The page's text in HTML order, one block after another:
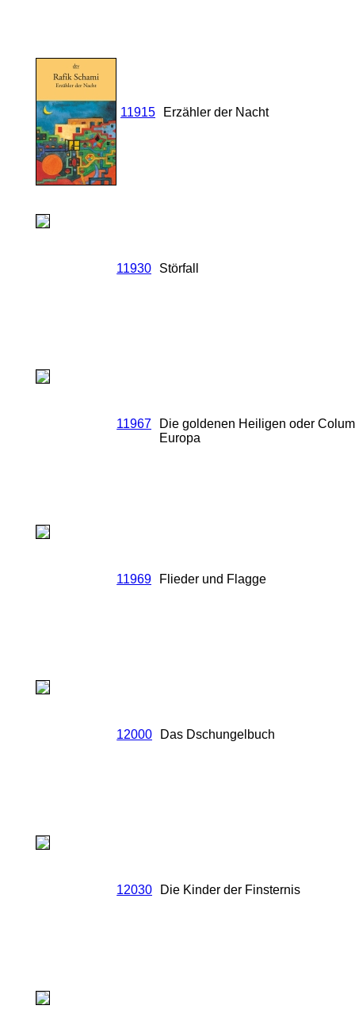
11915 Erzähler der Nacht
11930 Störfall
11967
Die goldenen Heiligen oder
Europa
11969 Flieder und Flagge
12000 Das Dschungelbuch
12030 Die Kinder der Finsternis